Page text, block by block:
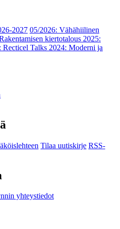
2027 05/2026: Vähähiilinen
kiertotalous 2025:
Recticel Talks 2024: Moderni ja
Tilaa uutiskirje RSS-
yhteystiedot